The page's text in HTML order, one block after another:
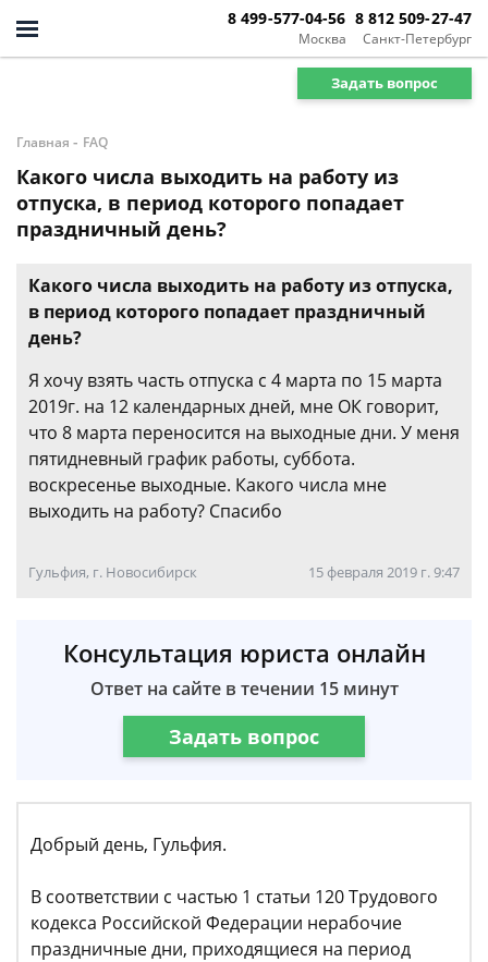
Москва
8 499-577-04-56
Санкт-Петербург
8 812 509-27-47
Задать вопрос
Главная - FAQ
Какого числа выходить на работу из
отпуска, в период которого попадает
праздничный день?
Какого числа выходить на работу из отпуска,
в период которого попадает праздничный
день?
Я хочу взять часть отпуска с 4 марта по 15 марта
2019г. на 12 календарных дней, мне ОК говорит,
что 8 марта переносится на выходные дни. У меня
пятидневный график работы, суббота.
воскресенье выходные. Какого числа мне
выходить на работу? Спасибо
Гульфия, г. Новосибирск 15 февраля 2019 г. 9:47
Консультация юриста онлайн
Ответ на сайте в течении 15 минут
Задать вопрос
Добрый день, Гульфия.
В соответствии с частью 1 статьи 120 Трудового
кодекса Российской Федерации нерабочие
праздничные дни, приходящиеся на период